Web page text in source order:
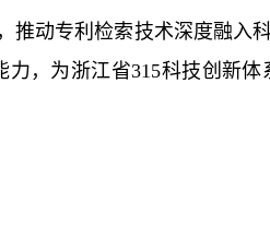
动专利检索技术深度融入
力，为浙江省315科技创新体